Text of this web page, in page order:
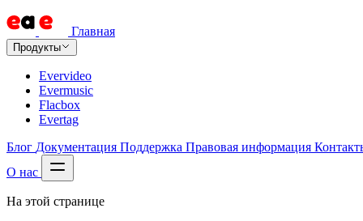
Главная
Продукты
Evervideo
Evermusic
Flacbox
Evertag
Блог Документация Поддержка Правовая информация
О нас
На этой странице